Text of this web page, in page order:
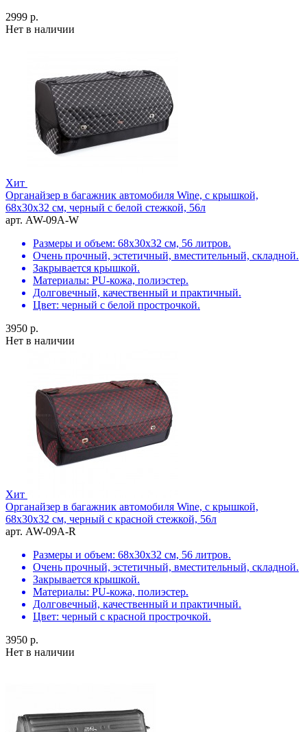
2999 р.
Нет в наличии
Хит
Органайзер в багажник автомобиля Wine, с крышкой,
68х30х32 см, черный с белой стежкой, 56л
арт. AW-09A-W
Размеры и объем: 68х30х32 см, 56 литров.
Очень прочный, эстетичный, вместительный, складной.
Закрывается крышкой.
Материалы: PU-кожа, полиэстер.
Долговечный, качественный и практичный.
Цвет: черный с белой прострочкой.
3950 р.
Нет в наличии
Хит
Органайзер в багажник автомобиля Wine, с крышкой,
68х30х32 см, черный с красной стежкой, 56л
арт. AW-09A-R
Размеры и объем: 68х30х32 см, 56 литров.
Очень прочный, эстетичный, вместительный, складной.
Закрывается крышкой.
Материалы: PU-кожа, полиэстер.
Долговечный, качественный и практичный.
Цвет: черный с красной прострочкой.
3950 р.
Нет в наличии